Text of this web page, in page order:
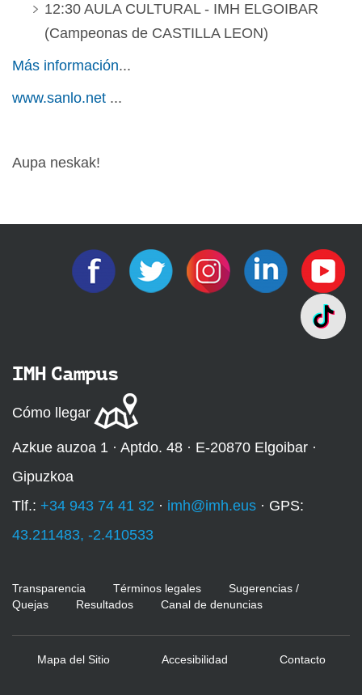
12:30 AULA CULTURAL - IMH ELGOIBAR
(Campeonas de CASTILLA LEON)
Más información...
www.sanlo.net ...
Aupa neskak!
IMH Campus
Cómo llegar
Azkue auzoa 1 · Aptdo. 48 · E-20870 Elgoibar ·
Gipuzkoa
Tlf.: +34 943 74 41 32 · imh@imh.eus · GPS:
43.211483, -2.410533
Transparencia Términos legales
Sugerencias /
Quejas
Resultados Canal de denuncias
Mapa del Sitio Accesibilidad Contacto